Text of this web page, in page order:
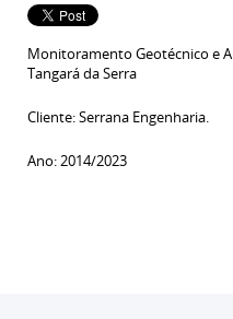
Monitoramento Geotécnico e
Tangará da Serra
Cliente: Serrana Engenharia.
Ano: 2014/2023